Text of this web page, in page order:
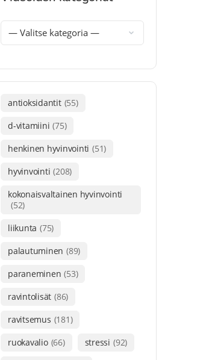
antioksidantit (55)
d-vitamiini (75)
henkinen hyvinvointi (51)
hyvinvointi (208)
kokonaisvaltainen hyvinvointi
(52)
liikunta (75)
palautuminen (89)
paraneminen (53)
ravintolisät (86)
ravitsemus (181)
ruokavalio (66) stressi (92)